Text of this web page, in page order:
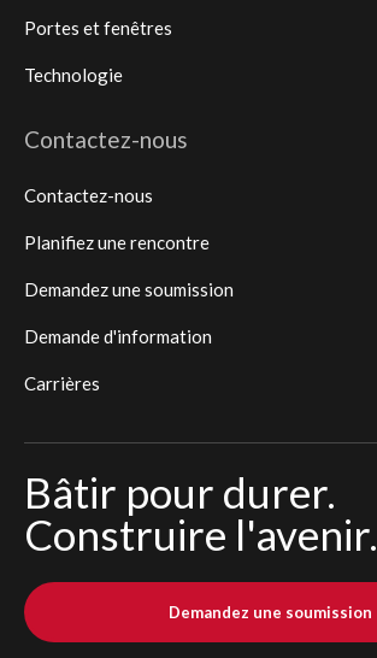
Portes et fenêtres
Technologie
Contactez-nous
Contactez-nous
Planifiez une rencontre
Demandez une soumission
Demande d'information
Carrières
Bâtir pour durer.
Construire l'avenir.
Demandez une soumission